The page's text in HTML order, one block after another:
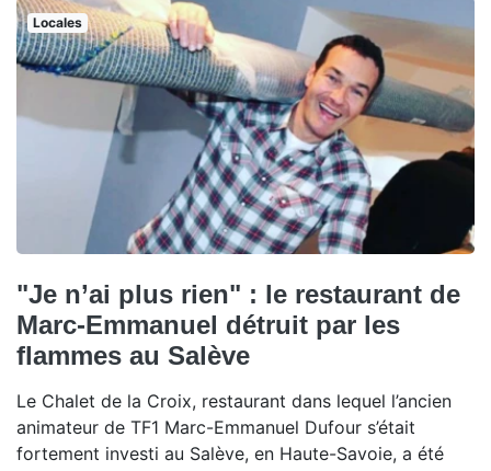
Locales
"Je n’ai plus rien" : le restaurant de
Marc-Emmanuel détruit par les
flammes au Salève
Le Chalet de la Croix, restaurant dans lequel l’ancien
animateur de TF1 Marc-Emmanuel Dufour s’était
fortement investi au Salève, en Haute-Savoie, a été